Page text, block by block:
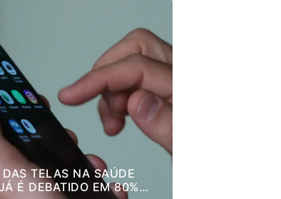
DAS TELAS NA SAÚDE
É DEBATIDO EM 80%